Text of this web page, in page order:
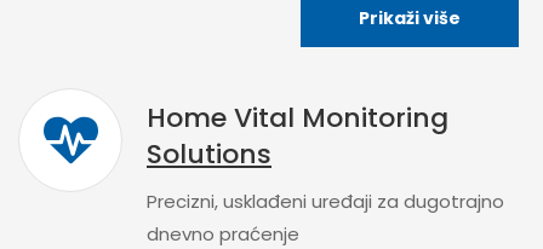
Prikaži više
Home Vital Monitoring
Solutions
Precizni, usklađeni uređaji za dugotrajno
dnevno praćenje